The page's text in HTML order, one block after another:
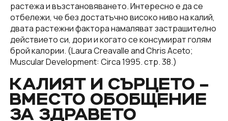
растежа и възстановяването. Интересно е да се
отбележи, че без достатъчно високо ниво на калий,
двата растежни фактора намаляват застрашително
действието си, дори и когато се консумират голям
брой калории. (Laura Creavalle and Chris Aceto;
Muscular Development: Circa 1995. cтp. 38.)
КАЛИЯТ И СЪРЦЕТО –
ВМЕСТО ОБОБЩЕНИЕ
ЗА ЗДРАВЕТО